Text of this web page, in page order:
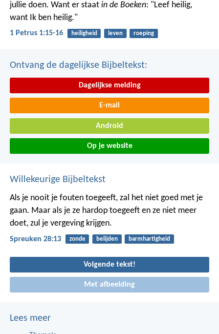
jullie doen. Want er staat in de Boeken: "Leef heilig,
want Ik ben heilig."
1 Petrus 1:15-16 heiligheid leven roeping
Ontvang de dagelijkse Bijbeltekst:
Dagelijkse melding
E-mail
Android
Op je website
Willekeurige Bijbeltekst
Als je nooit je fouten toegeeft, zal het niet goed met je
gaan. Maar als je ze hardop toegeeft en ze niet meer
doet, zul je vergeving krijgen.
Spreuken 28:13 zonde belijden barmhartigheid
Volgende tekst!
Met afbeelding
Lees meer